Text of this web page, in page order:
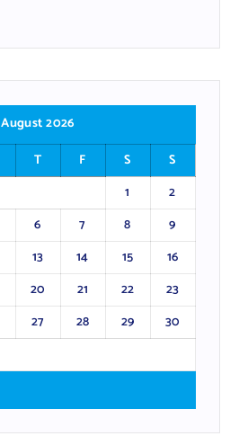
August 2026
T F S
S
1
2
6 7 8
9
13 14 15
16
20 21 22
23
27 28 29
30